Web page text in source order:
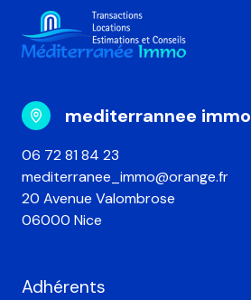
mediterrannee immo
06 72 81 84 23
mediterranee_immo@orange.fr
20 Avenue Valombrose
06000 Nice
Adhérents